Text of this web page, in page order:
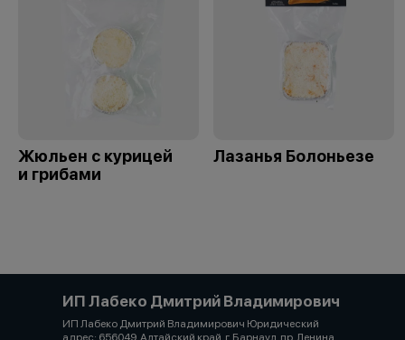
Жюльен с курицей
и грибами
Лазанья Болоньезе
ИП Лабеко Дмитрий Владимирович
ИП Лабеко Дмитрий Владимирович Юридический
адрес: 656049, Алтайский край, г. Барнаул, пр. Ленина,